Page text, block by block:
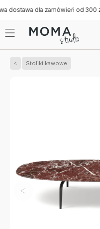
dla zamówień od 300 zł
Stoliki kawowe